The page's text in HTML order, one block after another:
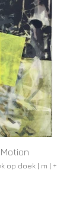
op doek | m | +